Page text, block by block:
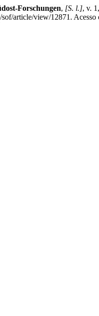
Forschungen, [S. l.], v.
article/view/12871. Acesso